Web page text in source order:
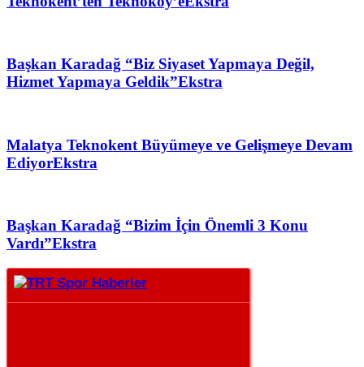
Başkan Karadağ “Biz Siyaset Yapmaya Değil,
Hizmet Yapmaya Geldik”Ekstra
Malatya Teknokent Büyümeye ve Gelişmeye Devam
EdiyorEkstra
Başkan Karadağ “Bizim İçin Önemli 3 Konu
Vardı”Ekstra